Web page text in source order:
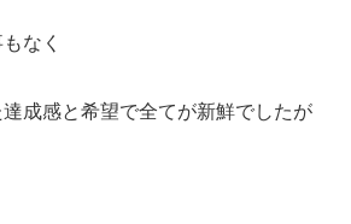
なく
成感と希望で全てが新鮮でしたが